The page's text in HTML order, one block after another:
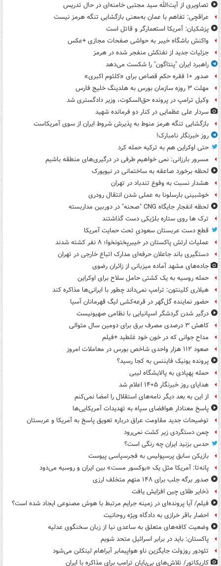
تصاویری از آیت‌الله سید مجتبی خامنه‌ای در حال تدریس
عراقچی: تفاهم با عمان به‌معنی بازگشایی تنگه هرمز نیست
پزشکیان: آمریکا استعمارگر و قاتل است
واکنش باشگاه خیبر به حواشی صفحات مجازی +عکس
جزئیات جدید از نفتکش منفجر شده در هرمز
راهبرد ایران "پنتاگون" را شکست می‌دهد
صدور ۱۰ فقره حکم قصاص برای «کلثوم اکبری»
مهلت ۳ روزه سازمان بورس به هلدینگ خلیج فارس
وکیل ترامپ در پرونده حق‌السکوت، وزیر دادگستری شد
سردار علی عظمایی در کنار دو فرمانده شهید
بازگشایی تنگه هرمز منوط به پذیرش شروط ایران از سوی آمریکاست
روز خبرنگار نامبارک!
حتی اوکراین هم به ترکیه حمله کرد
مسرور بارزانی: نمی خواهیم طرفی در درگیری‌های منطقه باشیم
لحظه برخورد صاعقه به ساختمانی در نیویورک
هشدار نسبت به وفوع تندباد در تهران
خوشبینی بارسلونا به عملی شدن انتقال رودری
لحظه انفجار جایگاه CNG "صحنه" در دوربین مداربسته
ترک ها روی ستاره بلژیکی دست گذاشتند
قطع دست عربستان سعودیِ تحت حمایت آمریکا
عملیات ارتش پاکستان در خیبرپختونخوا؛ ۸ نفر کشته شدند
دستگیری باند جاعلان حرفه‌ای مدارک اتباع خارجی در تهران
جاده‌های مشهد آماده میزبانی از زائران رضوی
حمله روسیه به یک کشتی حامل سلاح برای اوکراین
هیلاری کلینتون: ترامپ نمی‌داند چطور با ایرانی‌ها مذاکره کند
حضور نماینده گل‌گهر در قرعه‌کشی لیگ قهرمانان آسیا
درگیر شدن گردشگر اسپانیایی با نظامی صهیونیست
کاهش ۳ درصدی مصرف برق برای دومین سال متوالی
مداح جوانی که در خون خود غلطید +فیلم
صعود ۱۱۲ هزار واحدی شاخص بورس در معاملات امروز
پرونده یونیک فایننس به کجا رسید؟
حمله پهپادی به پالایشگاه لیبی
هدایای روز خبرنگار ۱۴۰۵ اعلام شد
از این به بعد دیگر نامه‌های استقلال را امضا نمی‌کنم
پاسخ معنادار هوافضای سپاه به تهدیدات آمریکایی‌ها
توضیحات جدید مقاومت عراق درباره تعویق پاسخ به آمریکا و عربستان
چمن دستگردی زیر کشت نمی‌رود
حدس بزنید ایران چه رنگی است؟
بازیکن سابق پرسپولیس به فجرسپاسی پیوست
پانه‌تا: آمریکا مثل یک «بوکسور مست» بین ایران و روسیه می‌دود
صدور برگه جلب برای ۱۴۸ متهم متخلف ارزی
ذخایر طلای چین افزایش یافت
فیلم/ آیا پرونده‌ای در زمینه جرایم مرتبط با هوش مصنوعی ایجاد شده است؟
احضار باقر خرازی به دادگاه ویژه روحانیت
وضعیت کافه‌های متعلق به ساعدی نیا از زبان سخنگوی عدلیه
پاکستان: باید در برابر اسرائیل متحد شویم
تئودور روزولت جایگزین ناو هواپیمابر آبراهام لینکلن می‌شود
کاریکاتور/ تلاش‌های بی‌پایان ترامپ برای مذاکره با ایران